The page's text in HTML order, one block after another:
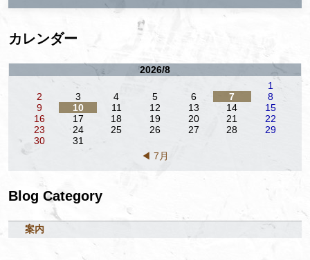
カレンダー
2026/8
1
2
3 4 5 6 7
8
9
10 11 12 13 14
15
16
17 18 19 20 21
22
23
24 25 26 27 28
29
30
31
◀ 7月
Blog Category
案内